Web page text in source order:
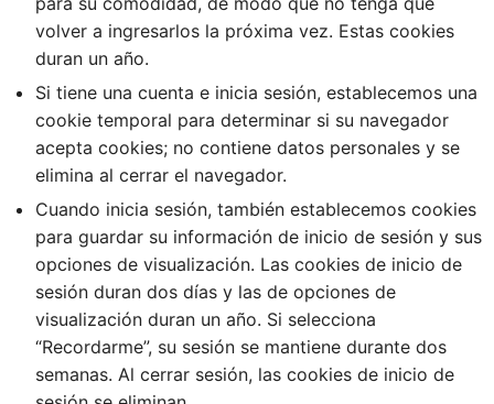
volver a ingresarlos la próxima vez. Estas cookies
duran un año.
Si tiene una cuenta e inicia sesión, establecemos una
cookie temporal para determinar si su navegador
acepta cookies; no contiene datos personales y se
elimina al cerrar el navegador.
Cuando inicia sesión, también establecemos cookies
para guardar su información de inicio de sesión y sus
opciones de visualización. Las cookies de inicio de
sesión duran dos días y las de opciones de
visualización duran un año. Si selecciona
“Recordarme”, su sesión se mantiene durante dos
semanas. Al cerrar sesión, las cookies de inicio de